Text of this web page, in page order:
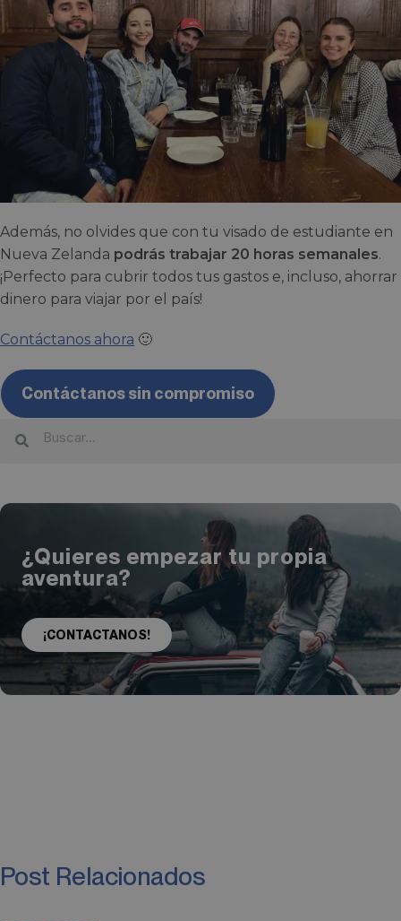
Además, no olvides que con tu visado de estudiante en
Nueva Zelanda podrás trabajar 20 horas semanales.
¡Perfecto para cubrir todos tus gastos e, incluso, ahorrar
dinero para viajar por el país!
Contáctanos ahora 🙂
Contáctanos sin compromiso
¿Quieres empezar tu propia
aventura?
¡CONTACTANOS!
Post Relacionados